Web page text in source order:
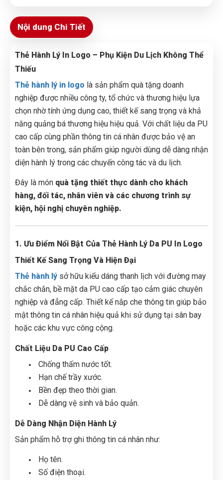
Nội dung Chi Tiết
Thẻ Hành Lý In Logo – Phụ Kiện Du Lịch Không Thể
Thiếu
Thẻ hành lý in logo là sản phẩm quà tặng doanh
nghiệp được nhiều công ty, tổ chức và thương hiệu lựa
chọn nhờ tính ứng dụng cao, thiết kế sang trọng và khả
năng quảng bá thương hiệu hiệu quả. Với chất liệu da PU
cao cấp cùng phần thông tin cá nhân được bảo vệ an
toàn bên trong, sản phẩm giúp người dùng dễ dàng nhận
diện hành lý trong các chuyến công tác và du lịch.
Đây là món quà tặng thiết thực dành cho khách
hàng, đối tác, nhân viên và các chương trình sự
kiện, hội nghị chuyên nghiệp.
1. Ưu Điểm Nổi Bật Của Thẻ Hành Lý Da PU In Logo
Thiết Kế Sang Trọng Và Hiện Đại
Thẻ hành lý sở hữu kiểu dáng thanh lịch với đường may
chắc chắn, bề mặt da PU cao cấp tạo cảm giác chuyên
nghiệp và đẳng cấp. Thiết kế nắp che thông tin giúp bảo
mật thông tin cá nhân hiệu quả khi sử dụng tại sân bay
hoặc các khu vực công cộng.
Chất Liệu Da PU Cao Cấp
Chống thấm nước tốt.
Hạn chế trầy xước.
Bền đẹp theo thời gian.
Dễ dàng vệ sinh và bảo quản.
Dễ Dàng Nhận Diện Hành Lý
Sản phẩm hỗ trợ ghi thông tin cá nhân như:
Họ tên.
Số điện thoại.